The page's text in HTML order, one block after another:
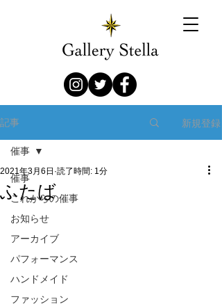
記事 新規登録
催事
これからの催事
お知らせ
アーカイブ
パフォーマンス
ハンドメイド
ファッション
催事
ふたば
2021年3月6日 読了時間: 1分